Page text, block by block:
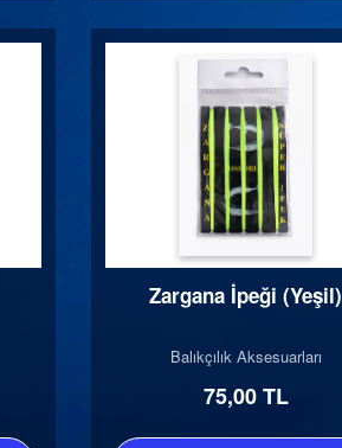
Zargana İpeği (Yeşil)
Balıkçılık Aksesuarları
75,00 TL